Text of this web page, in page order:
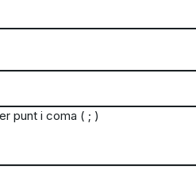
punt i coma ( ; )